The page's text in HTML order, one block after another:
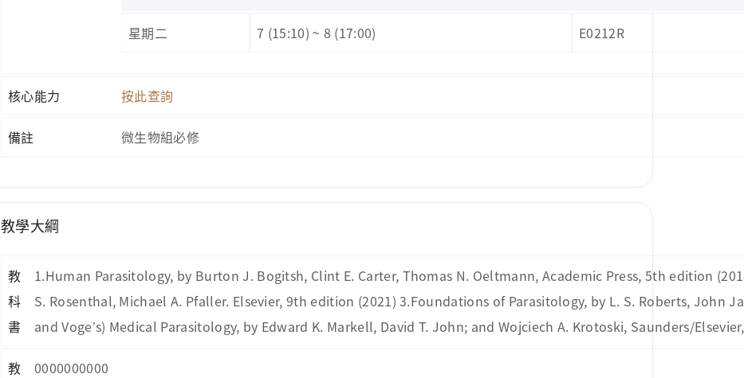
星期二 7 (15:10) ~ 8 (17:00) E0212R
核心能力 按此查詢
備註 微生物組必修
教學大綱
教
科
書
1.Human Parasitology, by Burton J. Bogitsh, Clint E. Carter, Thomas N. Oeltmann, Academic Press, 5th edition
S. Rosenthal, Michael A. Pfaller. Elsevier, 9th edition (2021) 3.Foundations of Parasitology, by L. S. Roberts, John
and Voge’s) Medical Parasitology, by Edward K. Markell, David T. John; and Wojciech A. Krotoski, Saunders/
教
0000000000